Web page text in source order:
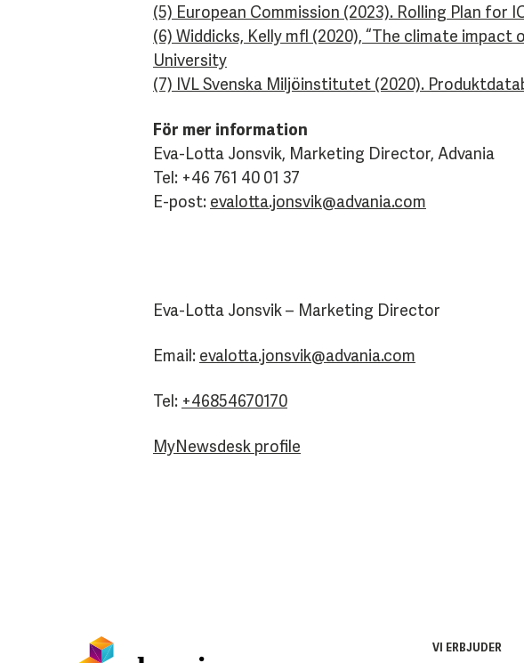
(5) European Commission (2023). Rolling Plan for
(6) Widdicks, Kelly mfl (2020), “The climate
University
(7) IVL Svenska Miljöinstitutet (2020).
För mer information
Eva-Lotta Jonsvik, Marketing Director, Advania
Tel: +46 761 40 01 37
E-post: evalotta.jonsvik@advania.com
Eva-Lotta Jonsvik – Marketing Director
Email: evalotta.jonsvik@advania.com
Tel: +46854670170
MyNewsdesk profile
VI ERBJUDER